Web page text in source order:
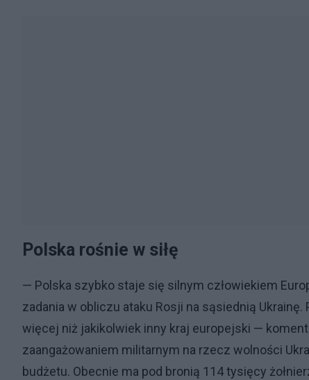
Polska rośnie w siłę
— Polska szybko staje się silnym człowiekiem
zadania w obliczu ataku Rosji na sąsiednią
więcej niż jakikolwiek inny kraj europejski —
zaangażowaniem militarnym na rzecz wolności
budżetu. Obecnie ma pod bronią 114 tysięcy